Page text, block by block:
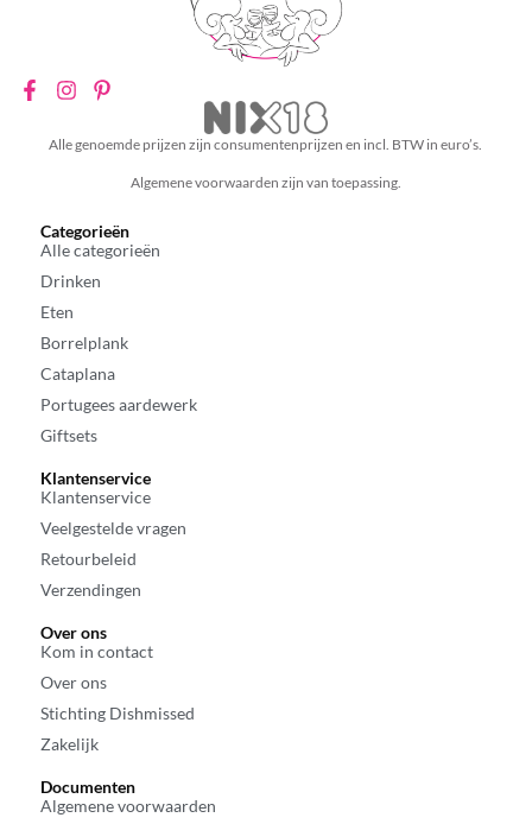
Alle genoemde prijzen zijn consumentenprijzen en incl. BTW in euro’s.
Algemene voorwaarden zijn van toepassing.
Categorieën
Alle categorieën
Drinken
Eten
Borrelplank
Cataplana
Portugees aardewerk
Giftsets
Klantenservice
Klantenservice
Veelgestelde vragen
Retourbeleid
Verzendingen
Over ons
Kom in contact
Over ons
Stichting Dishmissed
Zakelijk
Documenten
Algemene voorwaarden